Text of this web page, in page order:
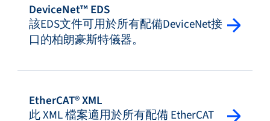
DeviceNet™ EDS
該EDS文件可用於所有配備DeviceNet接
口的柏朗豪斯特儀器。
EtherCAT® XML
此 XML 檔案適用於所有配備 EtherCAT